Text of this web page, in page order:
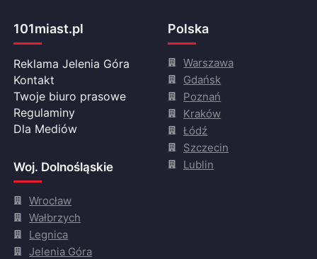
101miast.pl
Reklama Jelenia Góra
Kontakt
Twoje biuro prasowe
Regulaminy
Dla Mediów
Woj. Dolnośląskie
Wrocław
Wałbrzych
Legnica
Jelenia Góra
Polska
Warszawa
Gdańsk
Poznań
Kraków
Łódź
Szczecin
Lublin